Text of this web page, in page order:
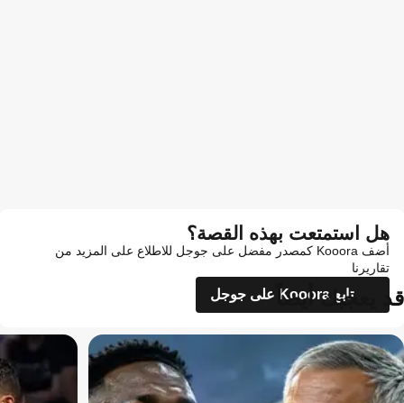
هل استمتعت بهذه القصة؟
أضف Kooora كمصدر مفضل على جوجل للاطلاع على المزيد من
تقاريرنا
تابع Kooora على جوجل
قد يعجبك أيضاً